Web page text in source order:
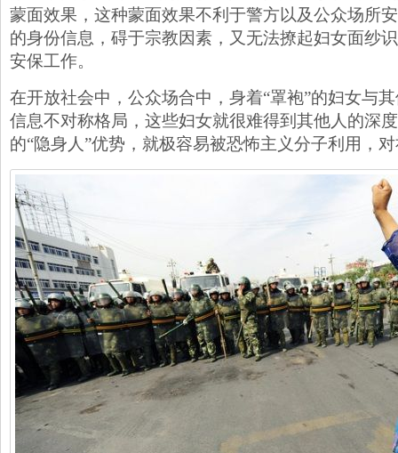
蒙面效果，这种蒙面效果不利于警方以及公众场所
的身份信息，碍于宗教因素，又无法撩起妇女面纱
安保工作。
在开放社会中，公众场合中，身着“罩袍”的妇女与
信息不对称格局，这些妇女就很难得到其他人的深
的“隐身人”优势，就极容易被恐怖主义分子利用，